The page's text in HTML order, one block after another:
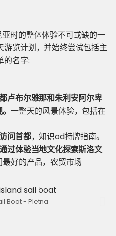
时的整体体验不可或缺的一
游览计划，并始终尝试包括主
的名字:
卢布尔雅那和朱利安阿尔卑
一整天的风景体验，包括在
问首都，知识od持牌指南。
过体验当地文化探索斯洛文
最好的产品，农贸市场
Boat - Pletna